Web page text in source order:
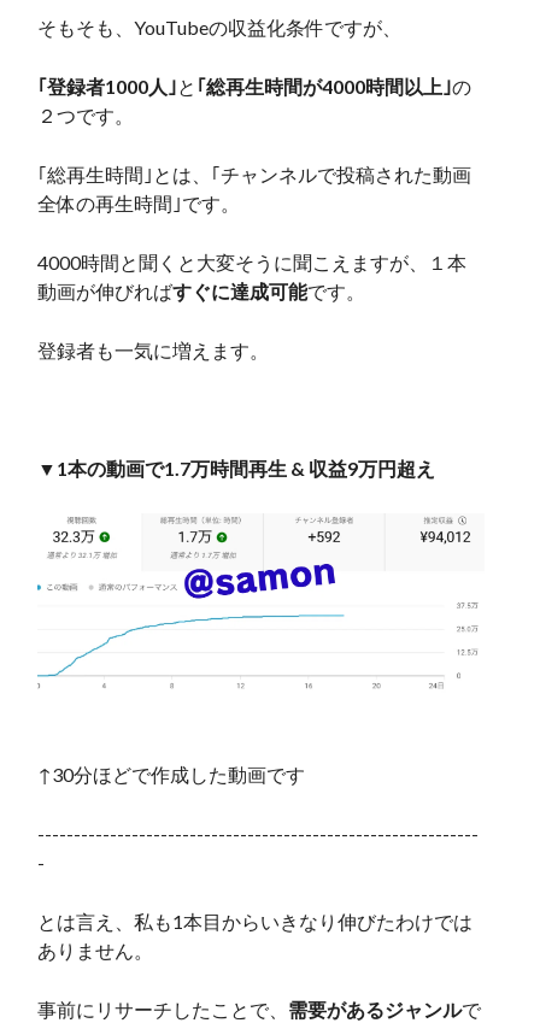
そもそも、YouTubeの収益化条件ですが、
｢登録者1000人｣と ｢総再生時間が4000時間以上｣の
２つです。
｢総再生時間｣とは、｢チャンネルで投稿された動画
全体の再生時間｣です。
4000時間と聞くと大変そうに聞こえますが、１本
動画が伸びればすぐに達成可能です。
登録者も一気に増えます。
▼1本の動画で1.7万時間再生 & 収益9万円超え
↑30分ほどで作成した動画です
-------------------------------------------------------------
-
とは言え、私も1本目からいきなり伸びたわけでは
ありません。
事前にリサーチしたことで、 需要があるジャンルで